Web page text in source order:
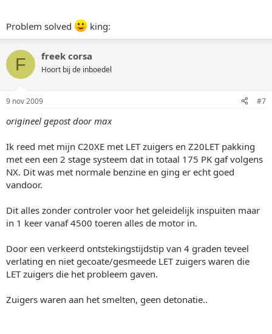
Problem solved king:
F freek corsa
Hoort bij de inboedel
9 nov 2009 #7
origineel gepost door max
Ik reed met mijn C20XE met LET zuigers en Z20LET pakking
met een een 2 stage systeem dat in totaal 175 PK gaf volgens
NX. Dit was met normale benzine en ging er echt goed
vandoor.
Dit alles zonder controler voor het geleidelijk inspuiten maar
in 1 keer vanaf 4500 toeren alles de motor in.
Door een verkeerd ontstekingstijdstip van 4 graden teveel
verlating en niet gecoate/gesmeede LET zuigers waren die
LET zuigers die het probleem gaven.
Zuigers waren aan het smelten, geen detonatie..